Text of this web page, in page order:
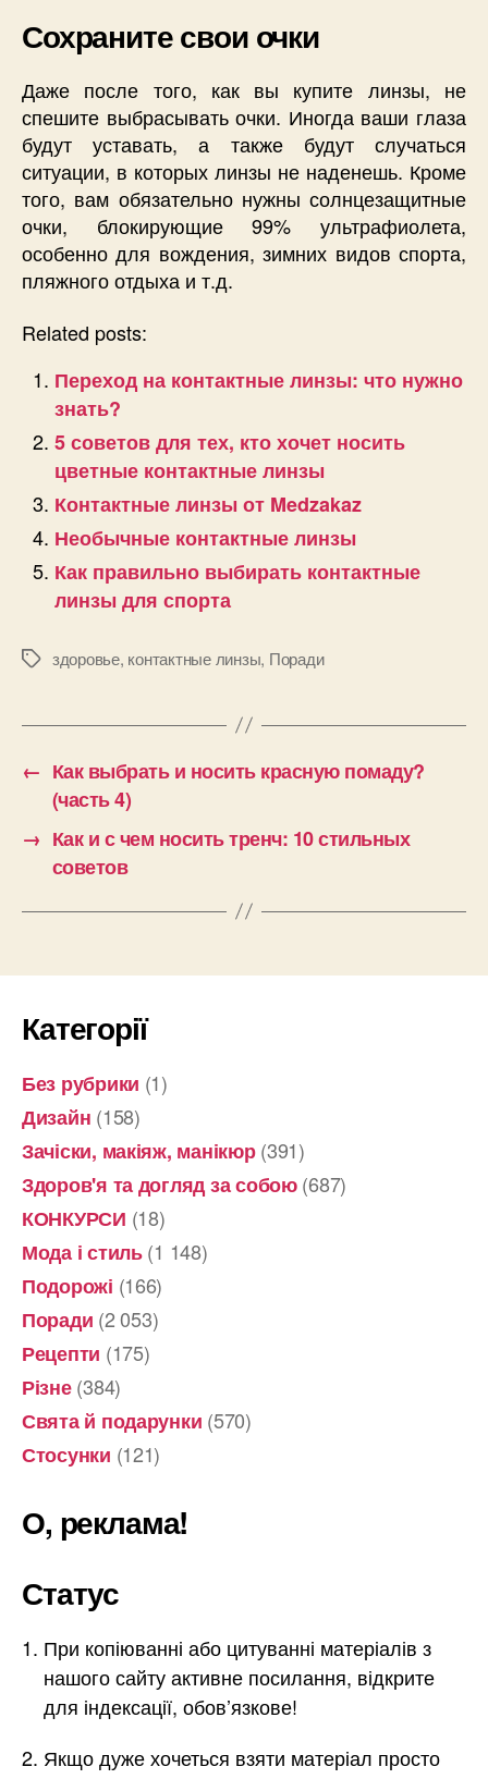
Сохраните свои очки
Даже после того, как вы купите линзы, не
спешите выбрасывать очки. Иногда ваши глаза
будут уставать, а также будут случаться
ситуации, в которых линзы не наденешь. Кроме
того, вам обязательно нужны солнцезащитные
очки, блокирующие 99% ультрафиолета,
особенно для вождения, зимних видов спорта,
пляжного отдыха и т.д.
Related posts:
Переход на контактные линзы: что нужно
знать?
5 советов для тех, кто хочет носить
цветные контактные линзы
Контактные линзы от Medzakaz
Необычные контактные линзы
Как правильно выбирать контактные
линзы для спорта
Позначки
здоровье, контактные линзы, Поради
← Как выбрать и носить красную помаду?
(часть 4)
→ Как и с чем носить тренч: 10 стильных
советов
Категорії
Без рубрики (1)
Дизайн (158)
Зачіски, макіяж, манікюр(391)
Здоров'я та догляд за собою(687)
КОНКУРСИ (18)
Мода і стиль(1 148)
Подорожі (166)
Поради (2 053)
Рецепти (175)
Різне(384)
Свята й подарунки (570)
Стосунки (121)
О, реклама!
Статус
При копіюванні або цитуванні матеріалів з
нашого сайту активне посилання, відкрите
для індексації, обов’язкове!
Якщо дуже хочеться взяти матеріал просто